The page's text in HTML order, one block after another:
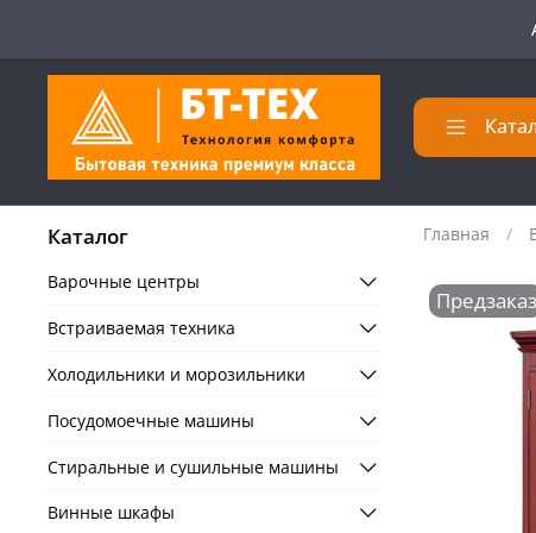
Главная
Предзаказ
Каталог
Варочные центры
Встраиваемая техника
Холодильники и морозильники
Посудомоечные машины
Стиральные и сушильные машины
Винные шкафы